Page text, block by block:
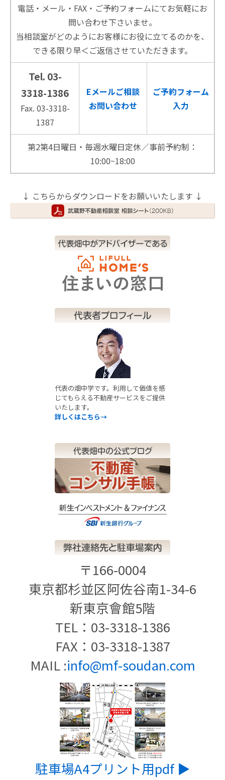
電話・メール・FAX・ご予約フォームにてお気軽にお
問い合わせ下さいませ。
当相談室がどのようにお客様にお役に立てるのかを、
できる限り早＜ご返信させていただきます。
Tel. 03-
3318-1386
Fax. 03-3318-
1387
Eメールご相談
お問い合わせ
ご予約フォーム
入力
第2第4日曜日・毎週水曜日定休／事前予約制：
10:00~18:00
↓ こちらからダウンロードをお願いいたします ↓
代表の畑中学です。利用して価値を感
じてもらえる不動産サービスをご提供
いたします。
詳しくはこちら→
〒166-0004
東京都杉並区阿佐谷南1-34-6
新東京會館5階
TEL：03-3318-1386
FAX：03-3318-1387
MAIL :info@mf-soudan.com
駐車場A4プリント用pdf ▶︎